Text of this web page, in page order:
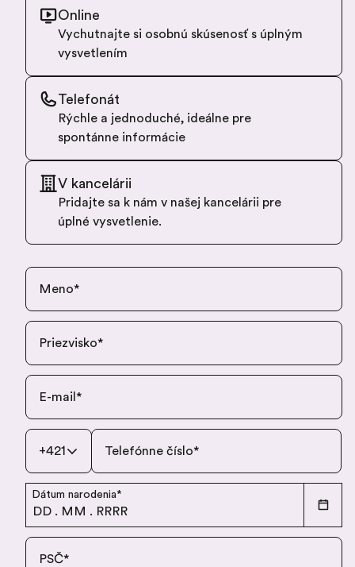
Online
Vychutnajte si osobnú skúsenosť s úplným
vysvetlením
Telefonát
Rýchle a jednoduché, ideálne pre
spontánne informácie
V kancelárii
Pridajte sa k nám v našej kancelárii pre
úplné vysvetlenie.
Meno*
Priezvisko*
E-mail *
+421 Telefónne číslo*
Dátum narodenia*
DD . MM . RRRR
PSČ*